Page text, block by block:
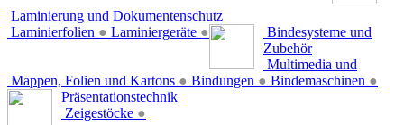
Laminierung und Dokumentenschutz
Laminierfolien ● Laminiergeräte ●
Bindesysteme und
Zubehör
Mappen, Folien und Kartons ● Bindungen ● Bindemaschinen ●
Multimedia und
Präsentationstechnik
Zeigestöcke ●